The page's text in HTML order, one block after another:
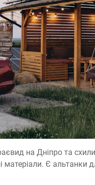
на Дніпро та
матеріали. Є